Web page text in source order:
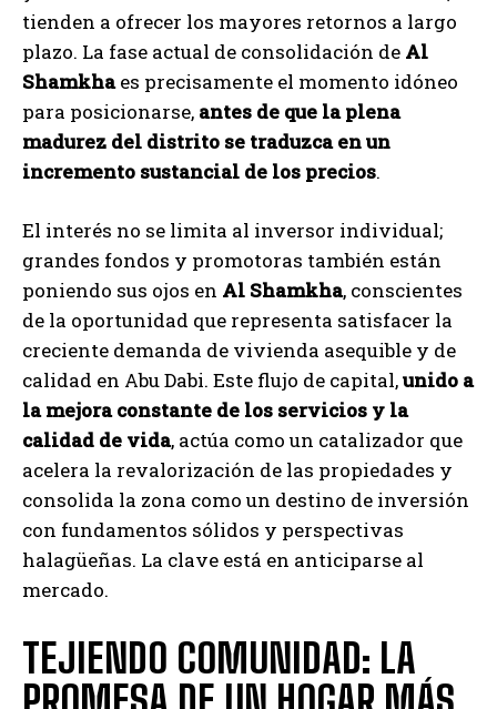
tienden a ofrecer los mayores retornos a largo
plazo. La fase actual de consolidación de Al
Shamkhaes precisamente el momento idóneo
para posicionarse, antes de que la plena
madurez del distrito se traduzca en un
incremento sustancial de los precios.
El interés no se limita al inversor individual;
grandes fondos y promotoras también están
poniendo sus ojos en Al Shamkha, conscientes
de la oportunidad que representa satisfacer la
creciente demanda de vivienda asequible y de
calidad en Abu Dabi. Este flujo de capital,unido a
la mejora constante de los servicios y la
calidad de vida, actúa como un catalizador que
acelera la revalorización de las propiedades y
consolida la zona como un destino de inversión
con fundamentos sólidos y perspectivas
halagüeñas. La clave está en anticiparse al
mercado.
TEJIENDO COMUNIDAD: LA